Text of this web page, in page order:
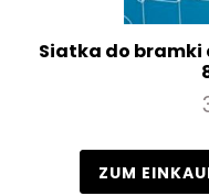
Siatka do bramki
ZUM